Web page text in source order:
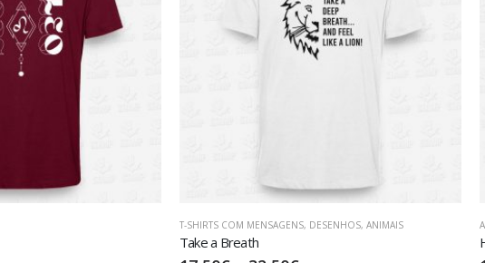
T-SHIRTS COM MENSAGENS, DESENHOS, ANIMAIS
Take a Breath